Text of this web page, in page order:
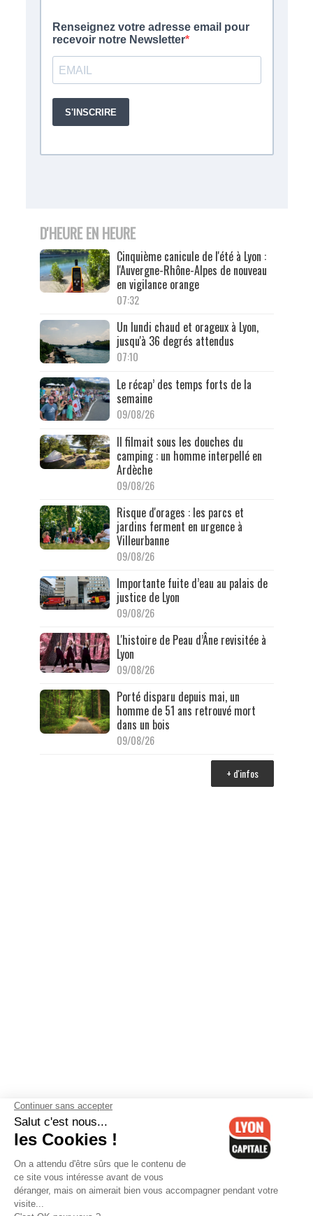
D'HEURE EN HEURE
Cinquième canicule de l'été à Lyon :
l'Auvergne-Rhône-Alpes de nouveau
en vigilance orange
07:32
Un lundi chaud et orageux à Lyon,
jusqu'à 36 degrés attendus
07:10
Le récap’ des temps forts de la
semaine
09/08/26
Il filmait sous les douches du
camping : un homme interpellé en
Ardèche
09/08/26
Risque d'orages : les parcs et
jardins ferment en urgence à
Villeurbanne
09/08/26
Importante fuite d’eau au palais de
justice de Lyon
09/08/26
L'histoire de Peau d’Âne revisitée à
Lyon
09/08/26
Porté disparu depuis mai, un
homme de 51 ans retrouvé mort
dans un bois
09/08/26
+ d'infos